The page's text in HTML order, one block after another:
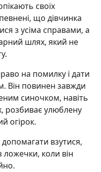
своїх
що дівчинка
з усіма справами, а
шлях, який не
на помилку і дати
Він повинен завжди
синочком, навіть
розбиває улюблену
огірок.
взутися,
ложечки, коли він